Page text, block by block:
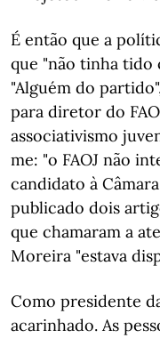
É então que a
que "não tinha tido
"Alguém do
para diretor do
associativismo
me: "o FAOJ não
candidato à
publicado dois
que chamaram a
Moreira "estava
Como presidente
acarinhado. As